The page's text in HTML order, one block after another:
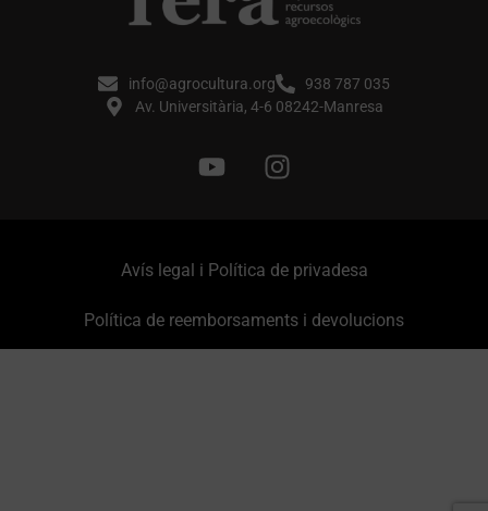
info@agrocultura.org
938 787 035
Av. Universitària, 4-6 08242-Manresa
Avís legal i Política de privadesa
Política de reemborsaments i devolucions